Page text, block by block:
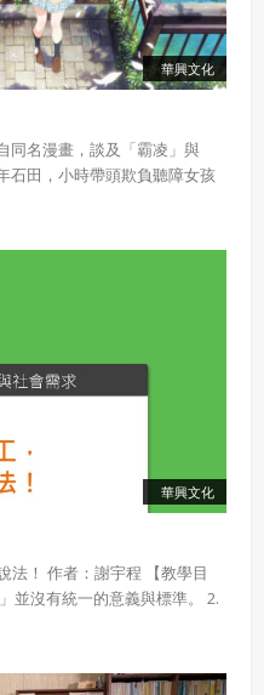
華興文化
同名漫畫，談及「霸凌」與
石田，小時帶頭欺負聽障女孩
霸凌關閉心門，甚至萌生輕
無知的幼稚行為懺悔，2人關
勇氣，向你傳達我的心聲」作
後，台北票房也成功飆破百萬
華興文化
法！ 作者：謝宇程 【教學目
並沒有統一的意義與標準。 2.
解這些領域如何定義「好工
、管道、方法，蒐集關於各種
說明】 臺灣的傳統價值觀，常